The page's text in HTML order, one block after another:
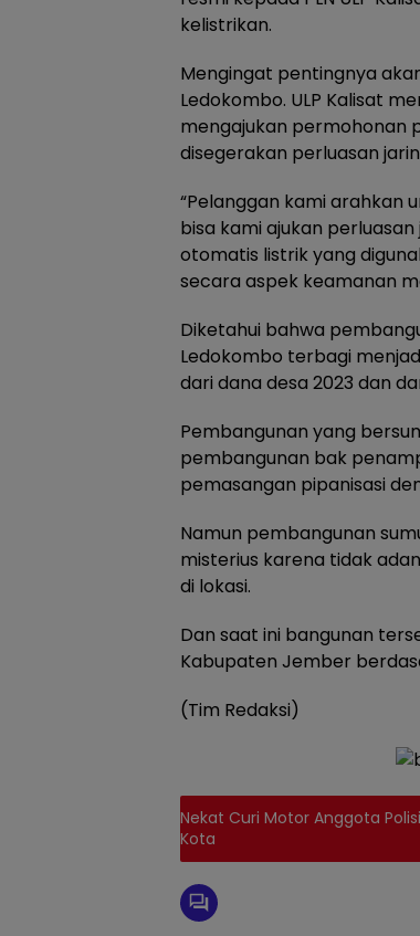
kelistrikan.
Mengingat pentingnya
Ledokombo. ULP Kalisat
mengajukan permohonan
disegerakan perluasan
“Pelanggan kami arahkan
bisa kami ajukan
otomatis listrik yang
secara aspek keamanan
Diketahui bahwa
Ledokombo terbagi
dari dana desa 2023 dan
Pembangunan yang
pembangunan bak
pemasangan pipanisasi
Namun pembangunan
misterius karena tidak
di lokasi.
Dan saat ini bangunan
Kabupaten Jember
(Tim Redaksi)
Nekat Curi Motor Anggota
Kota